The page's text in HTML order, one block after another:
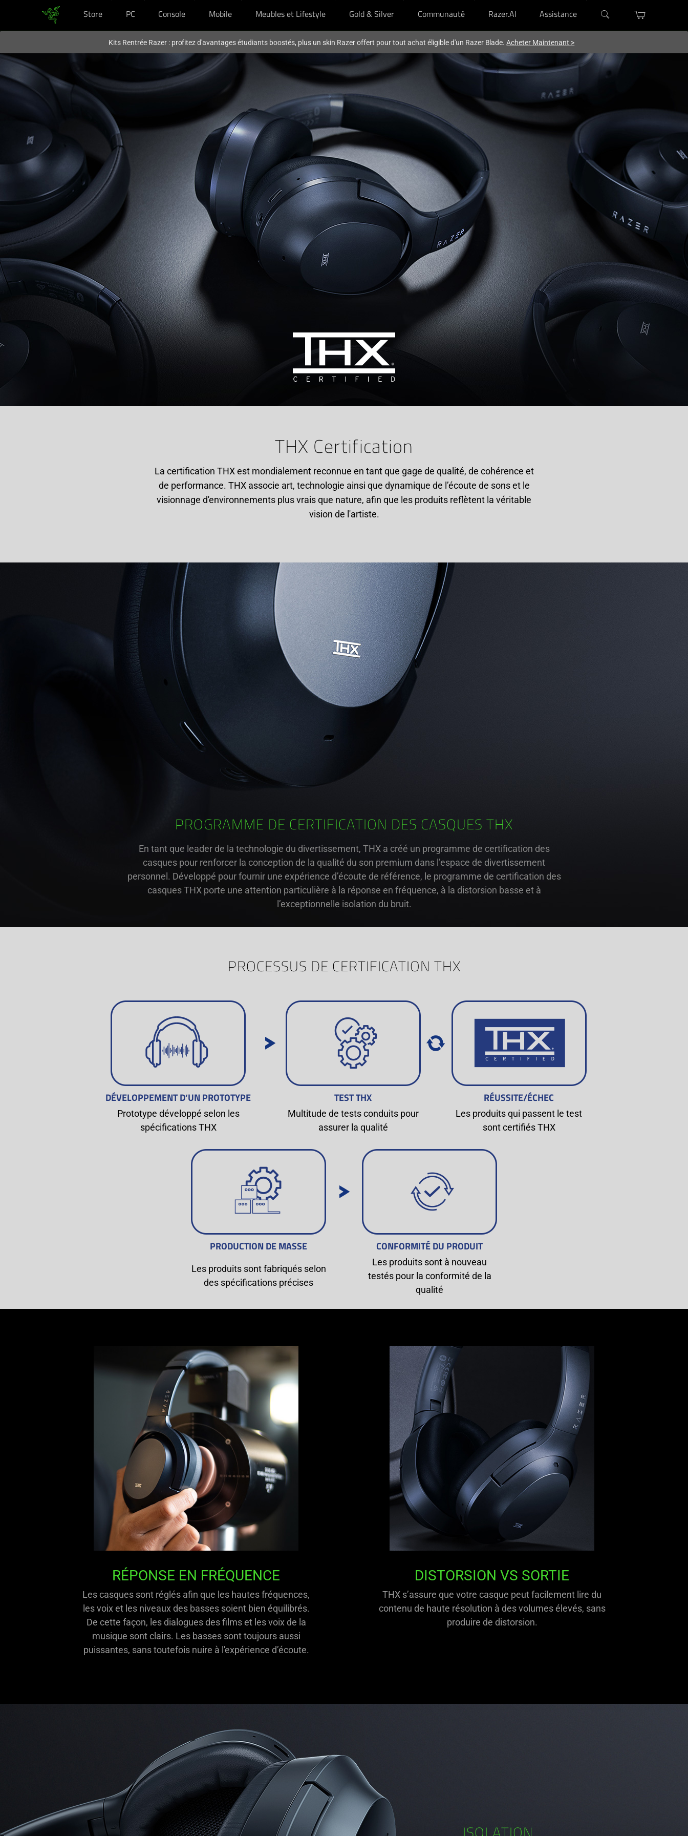
Store PC Console Mobile Meubles et Lifestyle Gold & Silver Communauté Razer.AI Assistance
Kits Rentrée Razer : profitez d'avantages étudiants boostés, plus un skin Razer offert pour tout achat éligible d'un Razer Blade.Acheter Maintenant >
THX Certification
La certification THX est mondialement reconnue en tant que gage de qualité, de cohérence et
de performance. THX associe art, technologie ainsi que dynamique de l’écoute de sons et le
visionnage d'environnements plus vrais que nature, afin que les produits reflètent la véritable
vision de l'artiste.
PROGRAMME DE CERTIFICATION DES CASQUES THX
En tant que leader de la technologie du divertissement, THX a créé un programme de certification des
casques pour renforcer la conception de la qualité du son premium dans l’espace de divertissement
personnel. Développé pour fournir une expérience d’écoute de référence, le programme de certification des
casques THX porte une attention particulière à la réponse en fréquence, à la distorsion basse et à
l’exceptionnelle isolation du bruit.
PROCESSUS DE CERTIFICATION THX
DÉVELOPPEMENT D’UN PROTOTYPE TEST THX RÉUSSITE/ÉCHEC
Prototype développé selon les
spécifications THX
Multitude de tests conduits pour
assurer la qualité
Les produits qui passent le test
sont certifiés THX
PRODUCTION DE MASSE CONFORMITÉ DU PRODUIT
Les produits sont fabriqués selon
des spécifications précises
Les produits sont à nouveau
testés pour la conformité de la
qualité
RÉPONSE EN FRÉQUENCE
Les casques sont réglés afin que les hautes fréquences,
les voix et les niveaux des basses soient bien équilibrés.
De cette façon, les dialogues des films et les voix de la
musique sont clairs. Les basses sont toujours aussi
puissantes, sans toutefois nuire à l'expérience d’écoute.
DISTORSION VS SORTIE
THX s’assure que votre casque peut facilement lire du
contenu de haute résolution à des volumes élevés, sans
produire de distorsion.